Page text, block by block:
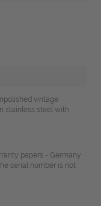
vintage
stainless steel with
papers - Germany
serial number is not